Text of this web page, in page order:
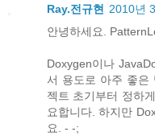
Ray.전규현
2010년
안녕하세요.
Doxygen이나
서 용도로 아주 좋은
젝트 초기부터 정하
요합니다. 하지만
요. - -;